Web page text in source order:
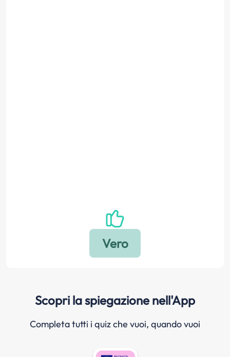
Scopri la spiegazione nell'App
Completa tutti i quiz che vuoi, quando vuoi